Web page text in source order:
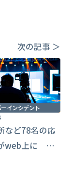
次の記事 ＞
インシデント
など78名の応
web上に 不